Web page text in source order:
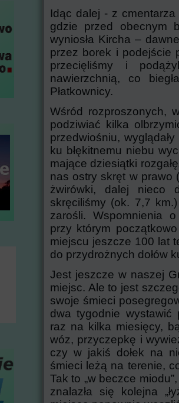
Idąc dalej - z
gdzie przed obecnym
wyniosła Kircha –
przez borek i podejście
przecięliśmy i
nawierzchnią, co
Płatkownicy.
Wśród rozproszonych,
podziwiać kilka
przedwiośniu,
ku błękitnemu niebu
mające dziesiątki
nas ostry skręt w prawo
żwirówki, dalej nieco
skręciliśmy (ok. 7,7
zarośli. Wspomnienia
przy którym
miejscu jeszcze 100 lat
do przydrożnych dołów
Jest jeszcze w naszej
miejsc. Ale to jest
swoje śmieci
dwa tygodnie wystawić
raz na kilka miesięcy,
wóz, przyczepkę i
czy w jakiś dołek na
śmieci leżą na terenie,
Tak to „w beczce
znalazła się kolejna